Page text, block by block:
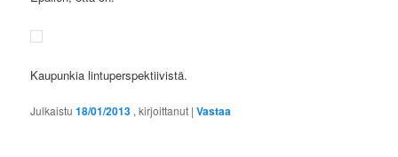
Kaupunkia lintuperspektiivistä.
Julkaistu18/01/2013 , kirjoittanut |Vastaa